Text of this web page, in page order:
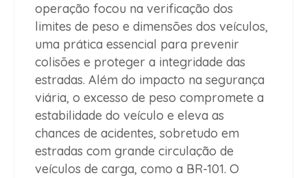
operação focou na verificação dos
limites de peso e dimensões dos veículos,
uma prática essencial para prevenir
colisões e proteger a integridade das
estradas. Além do impacto na segurança
viária, o excesso de peso compromete a
estabilidade do veículo e eleva as
chances de acidentes, sobretudo em
estradas com grande circulação de
veículos de carga, como a BR-101. O